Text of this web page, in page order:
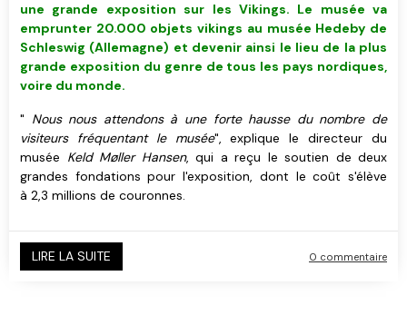
une grande exposition sur les Vikings. Le musée va
emprunter 20.000 objets vikings au musée Hedeby de
Schleswig (Allemagne) et devenir ainsi le lieu de la plus
grande exposition du genre de tous les pays nordiques,
voire du monde.
" Nous nous attendons à une forte hausse du nombre de
visiteurs fréquentant le musée", explique le directeur du
musée Keld Møller Hansen, qui a reçu le soutien de deux
grandes fondations pour l'exposition, dont le coût s'élève
à 2,3 millions de couronnes.
LIRE LA SUITE 0 commentaire